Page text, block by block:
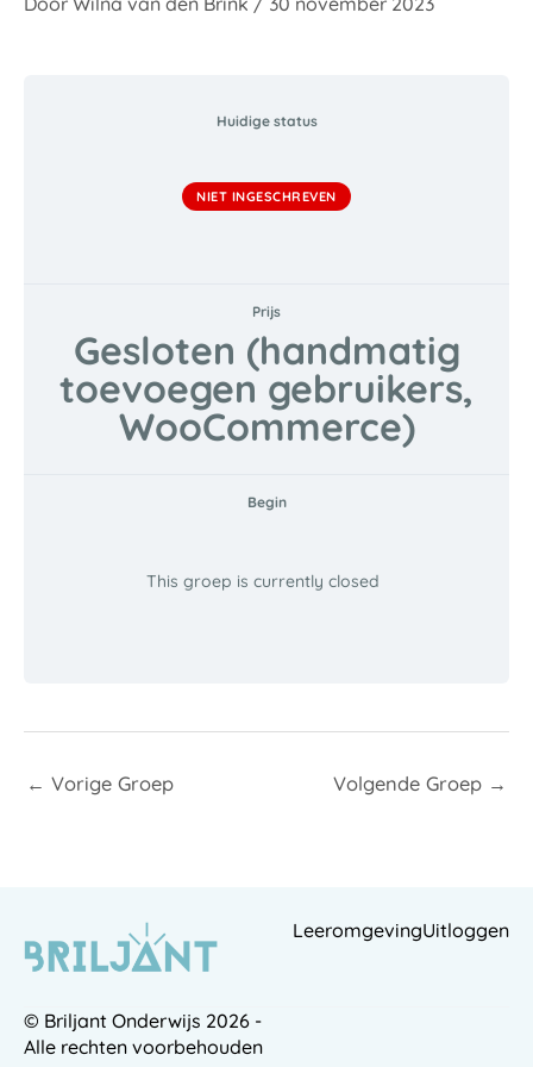
Huidige status
NIET INGESCHREVEN
Prijs
Gesloten (handmatig
toevoegen gebruikers,
WooCommerce)
Begin
This groep is currently closed
← Vorige Groep Volgende Groep →
LeeromgevingUitloggen
© Briljant Onderwijs 2026 -
Alle rechten voorbehouden